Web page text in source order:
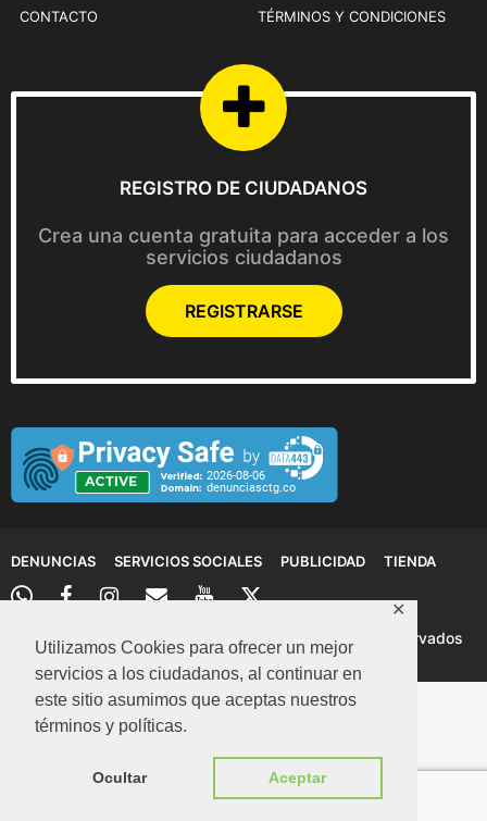
Utilizamos Cookies para ofrecer un mejor
servicios a los ciudadanos, al continuar en
este sitio asumimos que aceptas nuestros
términos y políticas.
Ocultar Aceptar
✕
CONTACTO TÉRMINOS Y CONDICIONES
REGISTRO DE CIUDADANOS
Crea una cuenta gratuita para acceder a los
servicios ciudadanos
REGISTRARSE
DENUNCIAS SERVICIOS SOCIALES PUBLICIDAD TIENDA
© 2026 Denuncias Cartagena: Todos los derechos reservados